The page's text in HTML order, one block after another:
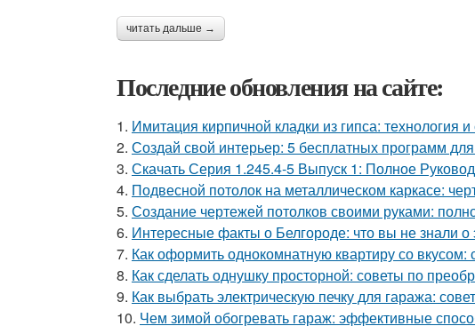
читать дальше →
Последние обновления на сайте:
1. Имитация кирпичной кладки из гипса: технология
2. Создай свой интерьер: 5 бесплатных программ
3. Скачать Серия 1.245.4-5 Выпуск 1: Полное
4. Подвесной потолок на металлическом каркасе:
5. Создание чертежей потолков своими руками:
6. Интересные факты о Белгороде: что вы не знали о
7. Как оформить однокомнатную квартиру со вкусом:
8. Как сделать однушку просторной: советы по
9. Как выбрать электрическую печку для гаража:
10. Чем зимой обогревать гараж: эффективные